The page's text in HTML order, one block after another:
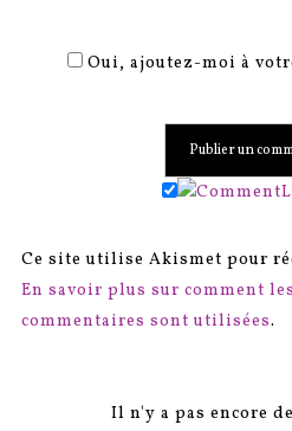
Oui, ajoutez-moi à
Ce site utilise Akismet pour
En savoir plus sur comment
commentaires sont utilisées.
Il n'y a pas encore